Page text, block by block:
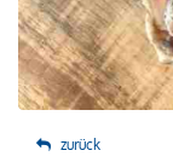
zurück